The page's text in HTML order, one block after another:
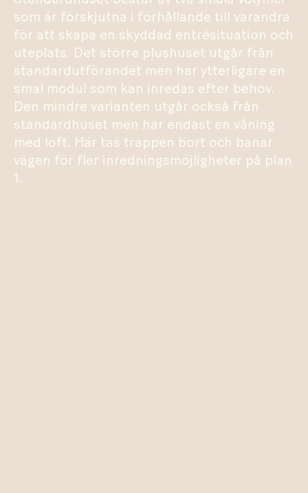
som är förskjutna i förhållande till varandra
för att skapa en skyddad entrésituation och
uteplats. Det större plushuset utgår från
standardutförandet men har ytterligare en
smal modul som kan inredas efter behov.
Den mindre varianten utgår också från
standardhuset men har endast en våning
med loft. Här tas trappen bort och banar
vägen för fler inredningsmöjligheter på plan
1.